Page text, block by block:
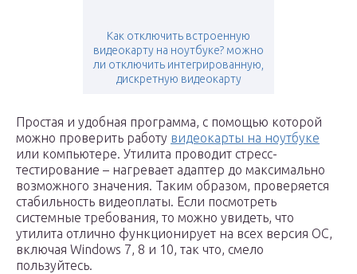
Как отключить встроенную
видеокарту на ноутбуке? можно
ли отключить интегрированную,
дискретную видеокарту
Простая и удобная программа, с помощью которой
можно проверить работу видеокарты на ноутбуке
или компьютере. Утилита проводит стресс-
тестирование – нагревает адаптер до максимально
возможного значения. Таким образом, проверяется
стабильность видеоплаты. Если посмотреть
системные требования, то можно увидеть, что
утилита отлично функционирует на всех версия ОС,
включая Windows 7, 8 и 10, так что, смело
пользуйтесь.